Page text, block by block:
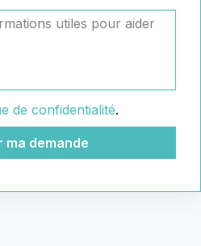
de confidentialité.
ma demande